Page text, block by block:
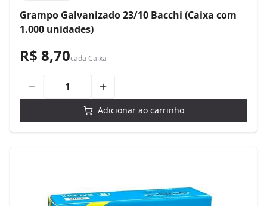
Grampo Galvanizado 23/10 Bacchi (Caixa com
1.000 unidades)
R$ 8,70cada Caixa
Adicionar ao carrinho